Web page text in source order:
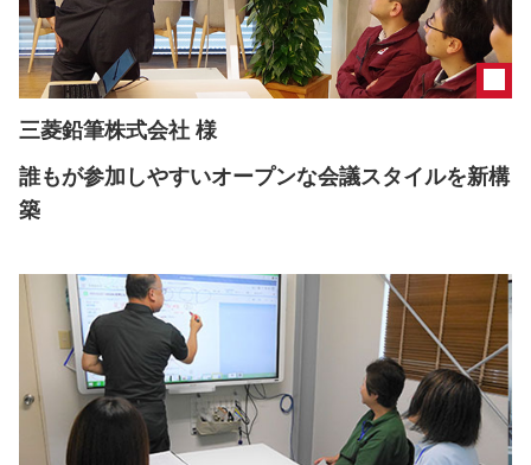
三菱鉛筆株式会社 様
誰もが参加しやすいオープンな会議スタイルを新構
築